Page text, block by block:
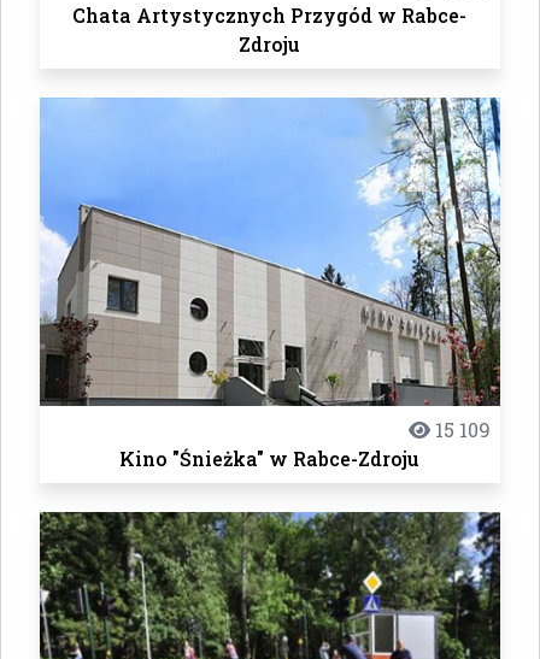
Chata Artystycznych Przygód w Rabce-
Zdroju
15 109
Kino "Śnieżka" w Rabce-Zdroju